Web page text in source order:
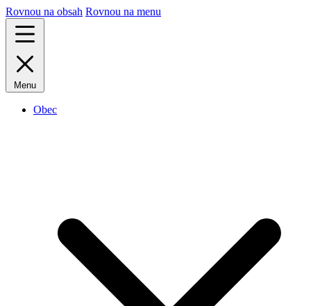
Rovnou na obsah Rovnou na menu
Menu
Obec